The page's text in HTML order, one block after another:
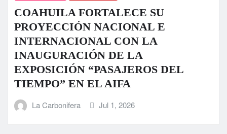
COAHUILA FORTALECE SU
PROYECCIÓN NACIONAL E
INTERNACIONAL CON LA
INAUGURACIÓN DE LA
EXPOSICIÓN “PASAJEROS DEL
TIEMPO” EN EL AIFA
La Carbonifera Jul 1, 2026